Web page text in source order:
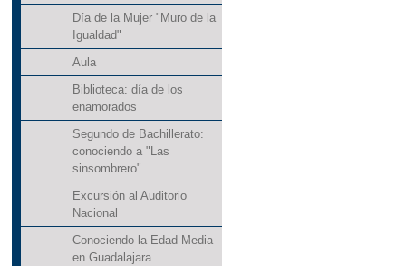
Día de la Mujer "Muro de la
Igualdad"
Aula
Biblioteca: día de los
enamorados
Segundo de Bachillerato:
conociendo a "Las
sinsombrero"
Excursión al Auditorio
Nacional
Conociendo la Edad Media
en Guadalajara